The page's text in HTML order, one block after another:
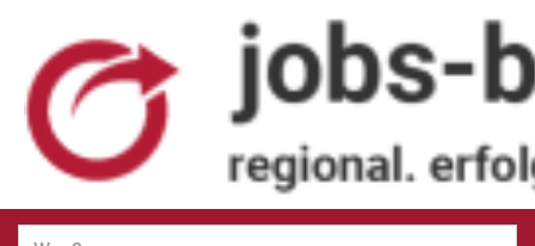
Jobs und Stellenangebote in
Berlin